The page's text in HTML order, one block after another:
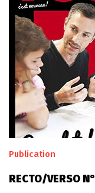
Publication
RECTO/VERSO